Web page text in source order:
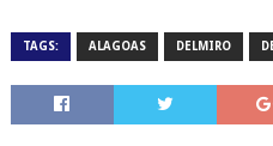
TAGS: ALAGOAS DELMIRO